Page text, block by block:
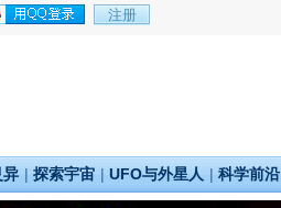
异 | 探索宇宙 | UFO与外星人 | 科学前沿